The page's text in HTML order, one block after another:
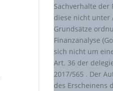
Sachverhalte der
diese nicht unter
Grundsätze
Finanzanalyse
sich nicht um
Art. 36 der
2017/565 . Der
des Erscheinens